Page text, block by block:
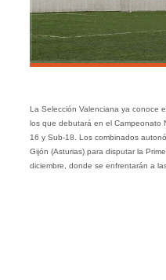
La Selección Valenciana ya conoce
los que debutará en el Campeonato
16 y Sub-18. Los combinados
Gijón (Asturias) para disputar la
diciembre, donde se enfrentarán a